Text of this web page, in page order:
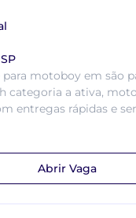
motoboy em são
categoria a ativa,
entregas rápidas e
Abrir Vaga